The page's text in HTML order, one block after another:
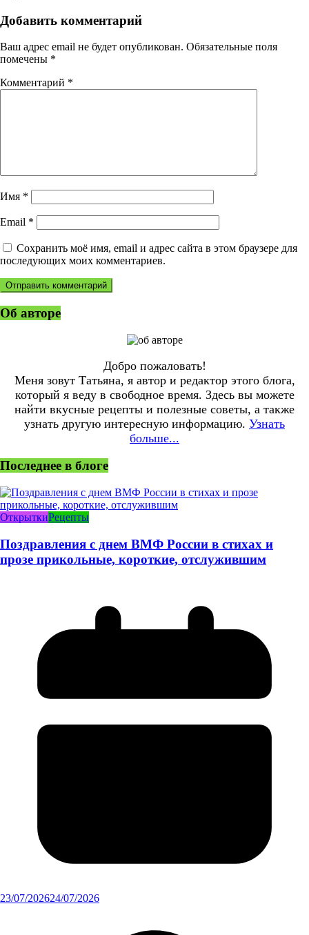
Добавить комментарий
Ваш адрес email не будет опубликован. Обязательные поля
помечены *
Комментарий *
Имя *
Email *
Сохранить моё имя, email и адрес сайта в этом браузере для
последующих моих комментариев.
Об авторе
Добро пожаловать!
Меня зовут Татьяна, я автор и редактор этого блога,
который я веду в свободное время. Здесь вы можете
найти вкусные рецепты и полезные советы, а также
узнать другую интересную информацию. Узнать
больше...
Последнее в блоге
ОткрыткиРецепты
Поздравления с днем ВМФ России в стихах и
прозе прикольные, короткие, отслужившим
23/07/202624/07/2026